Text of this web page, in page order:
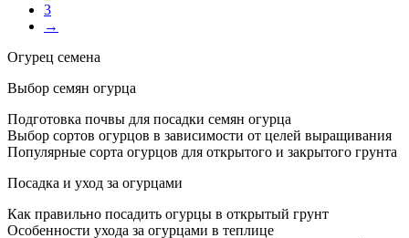
3
→
Огурец семена
Выбор семян огурца
Подготовка почвы для посадки семян огурца
Выбор сортов огурцов в зависимости от целей выращивания
Популярные сорта огурцов для открытого и закрытого грунта
Посадка и уход за огурцами
Как правильно посадить огурцы в открытый грунт
Особенности ухода за огурцами в теплице